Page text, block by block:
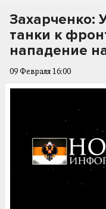
Захарченко:
танки к
нападение
09 Февраля 16:00